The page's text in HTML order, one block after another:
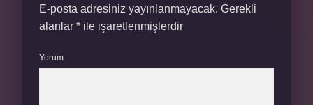
E-posta adresiniz yayınlanmayacak. Gerekli
alanlar * ile işaretlenmişlerdir
Yorum